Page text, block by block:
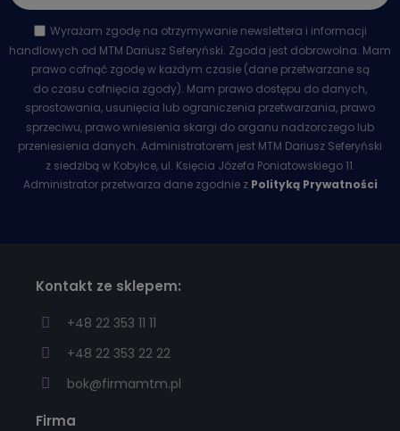
Wyrażam zgodę na otrzymywanie newslettera i informacji
handlowych od MTM Dariusz Seferyński. Zgoda jest dobrowolna. Mam
prawo cofnąć zgodę w każdym czasie (dane przetwarzane są
do czasu cofnięcia zgody). Mam prawo dostępu do danych,
sprostowania, usunięcia lub ograniczenia przetwarzania, prawo
sprzeciwu, prawo wniesienia skargi do organu nadzorczego lub
przeniesienia danych. Administratorem jest MTM Dariusz Seferyński
z siedzibą w Kobyłce, ul. Księcia Józefa Poniatowskiego 11.
Administrator przetwarza dane zgodnie z Polityką Prywatności
Kontakt ze sklepem:
+48 22 353 11 11
+48 22 353 22 22
bok@firmamtm.pl
Firma